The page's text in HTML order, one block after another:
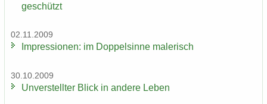
ge­schützt
02.11.2009
Im­pres­sio­nen: im Dop­pel­sin­ne ma­le­risch
30.10.2009
Un­ver­stell­ter Blick in an­de­re Leben